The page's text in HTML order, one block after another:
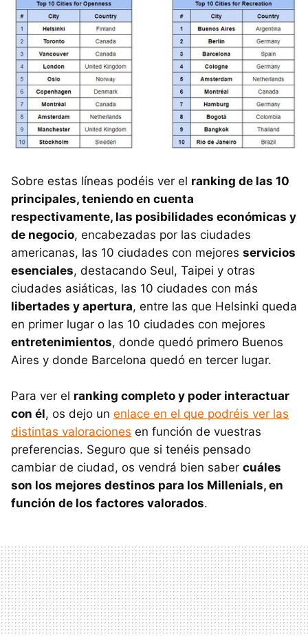
Sobre estas líneas podéis ver el ranking de las 10
principales, teniendo en cuenta
respectivamente, las posibilidades económicas y
de negocio, encabezadas por las ciudades
americanas, las 10 ciudades con mejores servicios
esenciales, destacando Seul, Taipei y otras
ciudades asiáticas, las 10 ciudades con más
libertades y apertura, entre las que Helsinki queda
en primer lugar o las 10 ciudades con mejores
entretenimientos, donde quedó primero Buenos
Aires y donde Barcelona quedó en tercer lugar.
Para ver el ranking completo y poder interactuar
con él, os dejo un enlace en el que podréis ver las
distintas valoraciones en función de vuestras
preferencias. Seguro que si tenéis pensado
cambiar de ciudad, os vendrá bien saber cuáles
son los mejores destinos para los Millenials, en
función de los factores valorados.